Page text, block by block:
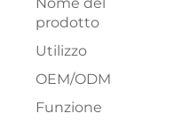
prodotto
Utilizzo
OEM/ODM
Funzione